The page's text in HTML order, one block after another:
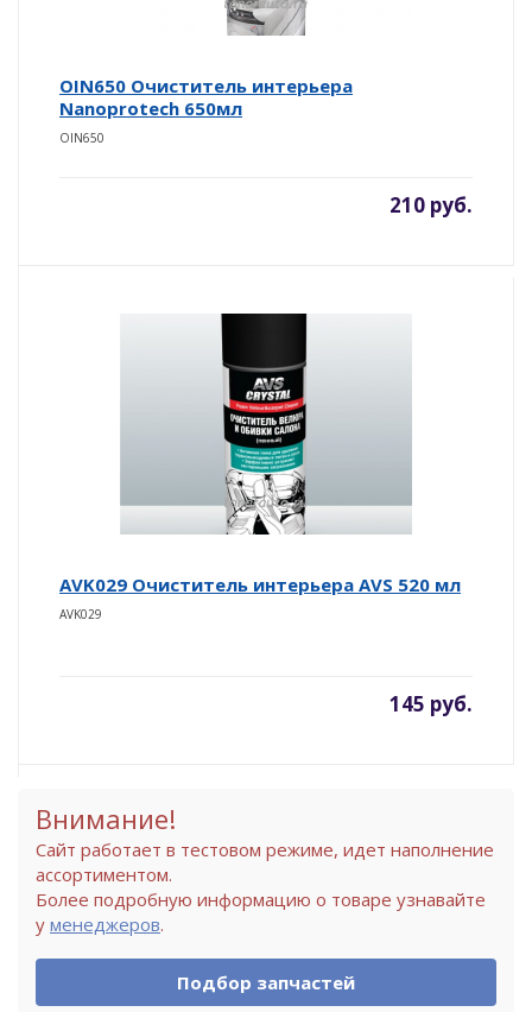
OIN650 Очиститель интерьера
Nanoprotech 650мл
OIN650
210 руб.
AVK029 Очиститель интерьера AVS 520 мл
AVK029
145 руб.
Внимание!
Сайт работает в тестовом режиме, идет наполнение
ассортиментом.
Более подробную информацию о товаре узнавайте
у менеджеров.
Подбор запчастей